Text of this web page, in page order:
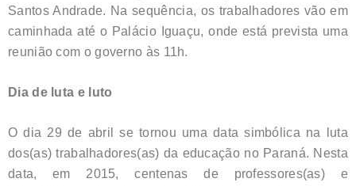
Santos Andrade. Na sequência, os trabalhadores vão em
caminhada até o Palácio Iguaçu, onde está prevista uma
reunião com o governo às 11h.
Dia de luta e luto
O dia 29 de abril se tornou uma data simbólica na luta
dos(as) trabalhadores(as) da educação no Paraná. Nesta
data, em 2015, centenas de professores(as) e